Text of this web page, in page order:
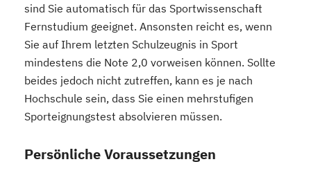
sind Sie automatisch für das Sportwissenschaft
Fernstudium geeignet. Ansonsten reicht es, wenn
Sie auf Ihrem letzten Schulzeugnis in Sport
mindestens die Note 2,0 vorweisen können. Sollte
beides jedoch nicht zutreffen, kann es je nach
Hochschule sein, dass Sie einen mehrstufigen
Sporteignungstest absolvieren müssen.
Persönliche Voraussetzungen